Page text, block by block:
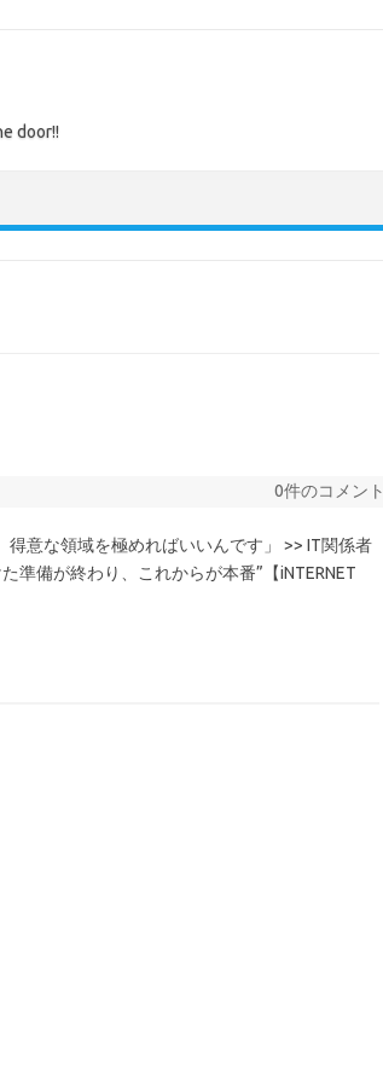
door!!
0件のコメント
得意な領域を極めればいいんです」 >> IT関係者
備が終わり、これからが本番”【iNTERNET